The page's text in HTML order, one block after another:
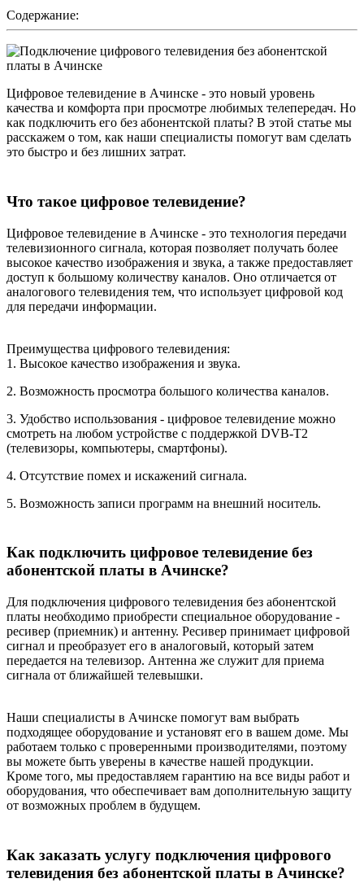
Содержание:
Цифровое телевидение в Ачинске - это новый уровень
качества и комфорта при просмотре любимых телепередач. Но
как подключить его без абонентской платы? В этой статье мы
расскажем о том, как наши специалисты помогут вам сделать
это быстро и без лишних затрат.
Что такое цифровое телевидение?
Цифровое телевидение в Ачинске - это технология передачи
телевизионного сигнала, которая позволяет получать более
высокое качество изображения и звука, а также предоставляет
доступ к большому количеству каналов. Оно отличается от
аналогового телевидения тем, что использует цифровой код
для передачи информации.
Преимущества цифрового телевидения:
1. Высокое качество изображения и звука.
2. Возможность просмотра большого количества каналов.
3. Удобство использования - цифровое телевидение можно
смотреть на любом устройстве с поддержкой DVB-T2
(телевизоры, компьютеры, смартфоны).
4. Отсутствие помех и искажений сигнала.
5. Возможность записи программ на внешний носитель.
Как подключить цифровое телевидение без
абонентской платы в Ачинске?
Для подключения цифрового телевидения без абонентской
платы необходимо приобрести специальное оборудование -
ресивер (приемник) и антенну. Ресивер принимает цифровой
сигнал и преобразует его в аналоговый, который затем
передается на телевизор. Антенна же служит для приема
сигнала от ближайшей телевышки.
Наши специалисты в Ачинске помогут вам выбрать
подходящее оборудование и установят его в вашем доме. Мы
работаем только с проверенными производителями, поэтому
вы можете быть уверены в качестве нашей продукции.
Кроме того, мы предоставляем гарантию на все виды работ и
оборудования, что обеспечивает вам дополнительную защиту
от возможных проблем в будущем.
Как заказать услугу подключения цифрового
телевидения без абонентской платы в Ачинске?